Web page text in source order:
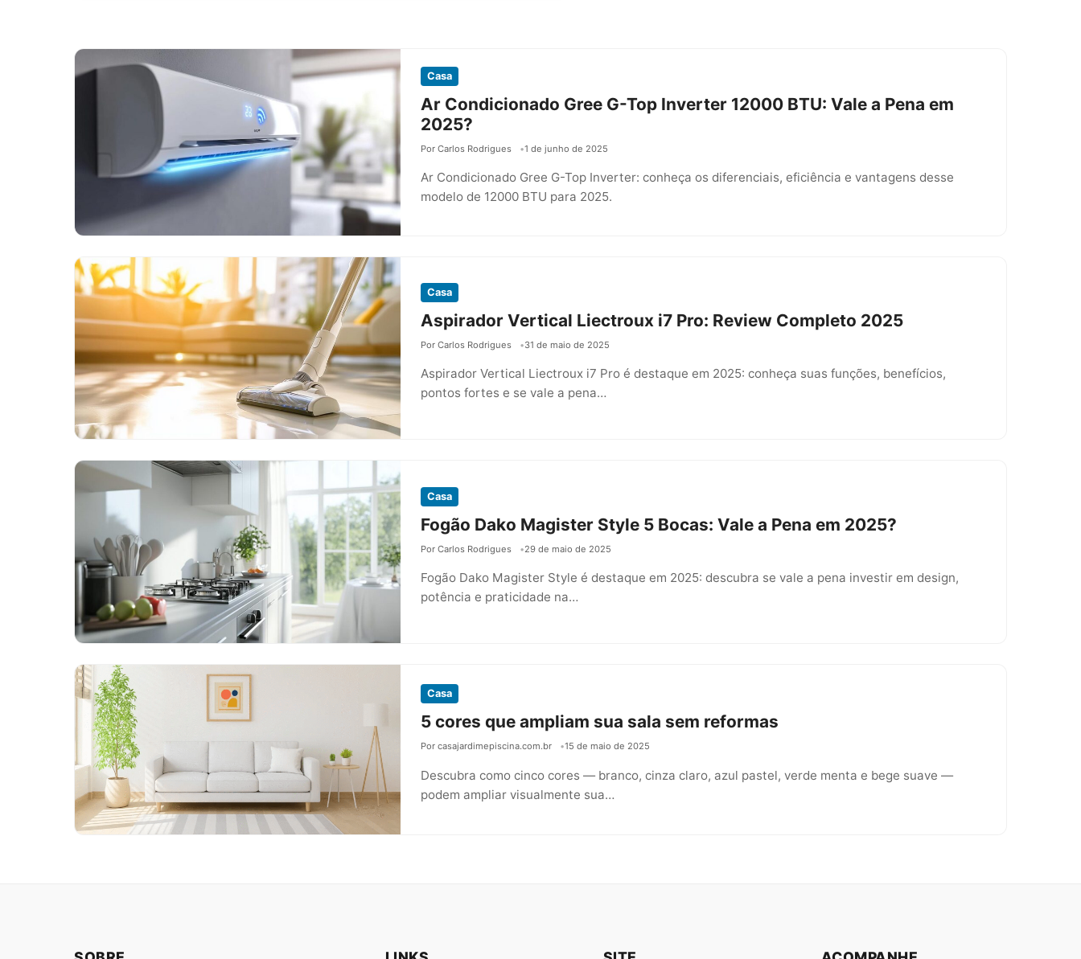
Casa
Ar Condicionado Gree G-Top Inverter 12000 BTU: Vale a Pena em
2025?
Por Carlos Rodrigues 1 de junho de 2025
Ar Condicionado Gree G-Top Inverter: conheça os diferenciais, eficiência e vantagens desse
modelo de 12000 BTU para 2025.
Casa
Aspirador Vertical Liectroux i7 Pro: Review Completo 2025
Por Carlos Rodrigues 31 de maio de 2025
Aspirador Vertical Liectroux i7 Pro é destaque em 2025: conheça suas funções, benefícios,
pontos fortes e se vale a pena…
Casa
Fogão Dako Magister Style 5 Bocas: Vale a Pena em 2025?
Por Carlos Rodrigues 29 de maio de 2025
Fogão Dako Magister Style é destaque em 2025: descubra se vale a pena investir em design,
potência e praticidade na…
Casa
5 cores que ampliam sua sala sem reformas
Por casajardimepiscina.com.br 15 de maio de 2025
Descubra como cinco cores — branco, cinza claro, azul pastel, verde menta e bege suave —
podem ampliar visualmente sua…